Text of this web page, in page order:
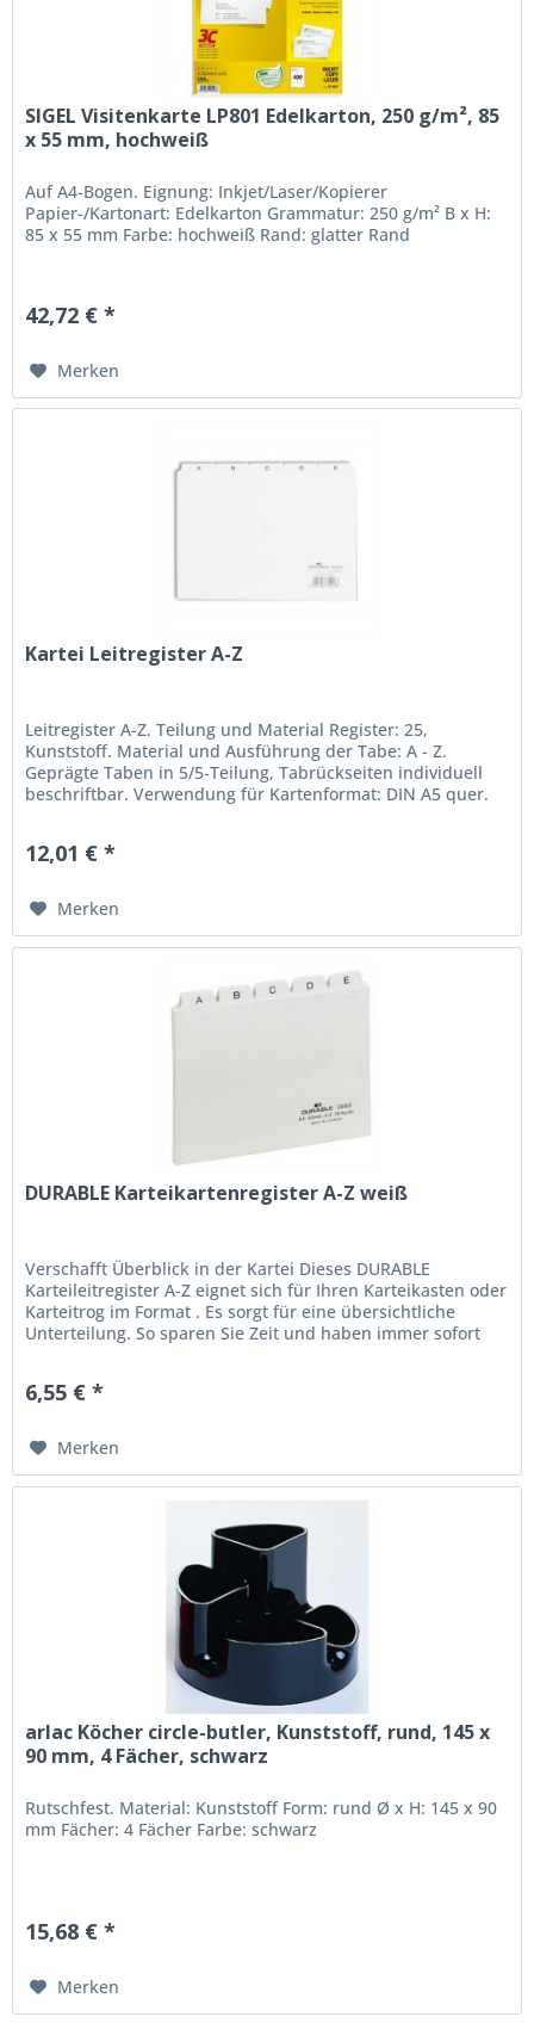
SIGEL Visitenkarte LP801 Edelkarton, 250 g/m², 85
x 55 mm, hochweiß
Auf A4-Bogen. Eignung: Inkjet/Laser/Kopierer
Papier-/Kartonart: Edelkarton Grammatur: 250 g/m² B x H:
85 x 55 mm Farbe: hochweiß Rand: glatter Rand
42,72 € *
Merken
Kartei Leitregister A-Z
Leitregister A-Z. Teilung und Material Register: 25,
Kunststoff. Material und Ausführung der Tabe: A - Z.
Geprägte Taben in 5/5-Teilung, Tabrückseiten individuell
beschriftbar. Verwendung für Kartenformat: DIN A5 quer.
12,01 € *
Merken
DURABLE Karteikartenregister A-Z weiß
Verschafft Überblick in der Kartei Dieses DURABLE
Karteileitregister A-Z eignet sich für Ihren Karteikasten oder
Karteitrog im Format . Es sorgt für eine übersichtliche
Unterteilung. So sparen Sie Zeit und haben immer sofort
6,55 € *
Merken
arlac Köcher circle-butler, Kunststoff, rund, 145 x
90 mm, 4 Fächer, schwarz
Rutschfest. Material: Kunststoff Form: rund Ø x H: 145 x 90
mm Fächer: 4 Fächer Farbe: schwarz
15,68 € *
Merken